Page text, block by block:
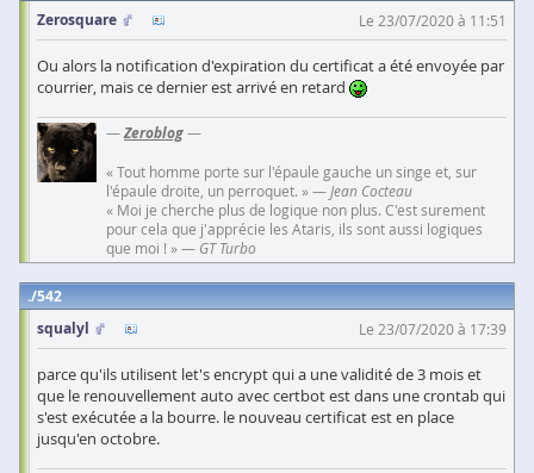
Zerosquare
Le 23/07/2020 à 11:51
Ou alors la notification d'expiration du certificat a été envoyée par
courrier, mais ce dernier est arrivé en retard
—Zeroblog—
« Tout homme porte sur l'épaule gauche un singe et, sur
l'épaule droite, un perroquet. » —Jean Cocteau
« Moi je cherche plus de logique non plus. C'est surement
pour cela que j'apprécie les Ataris, ils sont aussi logiques
que moi ! » — GT Turbo
542
squalyl
Le 23/07/2020 à 17:39
parce qu'ils utilisent let's encrypt qui a une validité de 3 mois et
que le renouvellement auto avec certbot est dans une crontab qui
s'est exécutée a la bourre. le nouveau certificat est en place
jusqu'en octobre.